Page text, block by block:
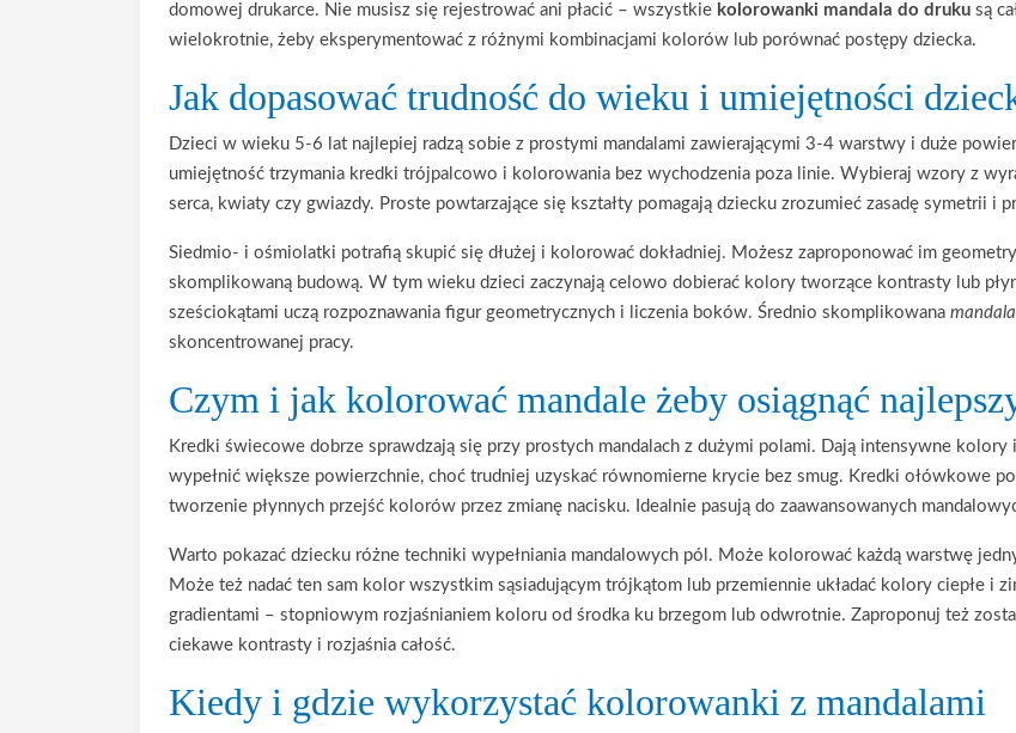
domowej drukarce. Nie musisz się rejestrować ani płacić – wszystkie kolorowanki mandala do druku są
wielokrotnie, żeby eksperymentować z różnymi kombinacjami kolorów lub porównać postępy dziecka.
Jak dopasować trudność do wieku i umiejętności
Dzieci w wieku 5-6 lat najlepiej radzą sobie z prostymi mandalami zawierającymi 3-4 warstwy i duże
umiejętność trzymania kredki trójpalcowo i kolorowania bez wychodzenia poza linie. Wybieraj wzory z
serca, kwiaty czy gwiazdy. Proste powtarzające się kształty pomagają dziecku zrozumieć zasadę symetrii i
Siedmio- i ośmiolatki potrafią skupić się dłużej i kolorować dokładniej. Możesz zaproponować im
skomplikowaną budową. W tym wieku dzieci zaczynają celowo dobierać kolory tworzące kontrasty lub
sześciokątami uczą rozpoznawania figur geometrycznych i liczenia boków. Średnio skomplikowana
skoncentrowanej pracy.
Czym i jak kolorować mandale żeby osiągnąć
Kredki świecowe dobrze sprawdzają się przy prostych mandalach z dużymi polami. Dają intensywne kolory
wypełnić większe powierzchnie, choć trudniej uzyskać równomierne krycie bez smug. Kredki ołówkowe
tworzenie płynnych przejść kolorów przez zmianę nacisku. Idealnie pasują do zaawansowanych
Warto pokazać dziecku różne techniki wypełniania mandalowych pól. Może kolorować każdą warstwę
Może też nadać ten sam kolor wszystkim sąsiadującym trójkątom lub przemiennie układać kolory ciepłe i
gradientami – stopniowym rozjaśnianiem koloru od środka ku brzegom lub odwrotnie. Zaproponuj też
ciekawe kontrasty i rozjaśnia całość.
Kiedy i gdzie wykorzystać kolorowanki z mandalami